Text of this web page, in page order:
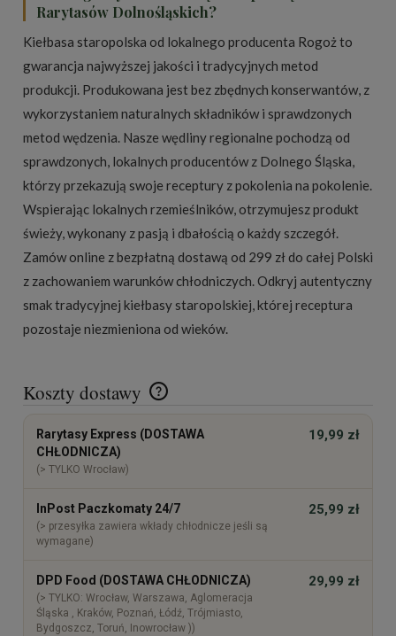
Rarytasów Dolnośląskich?
Kiełbasa staropolska od lokalnego producenta Rogoż to
gwarancja najwyższej jakości i tradycyjnych metod
produkcji. Produkowana jest bez zbędnych konserwantów, z
wykorzystaniem naturalnych składników i sprawdzonych
metod wędzenia. Nasze wędliny regionalne pochodzą od
sprawdzonych, lokalnych producentów z Dolnego Śląska,
którzy przekazują swoje receptury z pokolenia na pokolenie.
Wspierając lokalnych rzemieślników, otrzymujesz produkt
świeży, wykonany z pasją i dbałością o każdy szczegół.
Zamów online z bezpłatną dostawą od 299 zł do całej Polski
z zachowaniem warunków chłodniczych. Odkryj autentyczny
smak tradycyjnej kiełbasy staropolskiej, której receptura
pozostaje niezmieniona od wieków.
Koszty dostawy
Cena nie zawiera ewentualnych kosztów płatności
Rarytasy Express (DOSTAWA
CHŁODNICZA)
(> TYLKO Wrocław)
19,99 zł
InPost Paczkomaty 24/7
(> przesyłka zawiera wkłady chłodnicze jeśli są
wymagane)
25,99 zł
DPD Food (DOSTAWA CHŁODNICZA)
(> TYLKO: Wrocław, Warszawa, Aglomeracja
Śląska , Kraków, Poznań, Łódź, Trójmiasto,
Bydgoszcz, Toruń, Inowrocław ))
29,99 zł